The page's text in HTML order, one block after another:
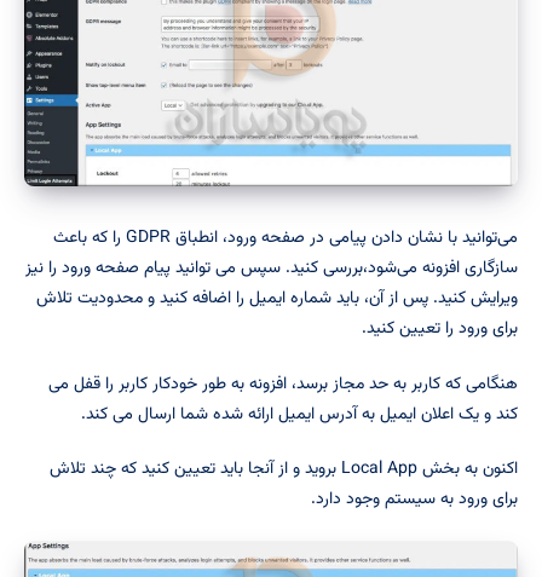
می‌توانید با نشان دادن پیامی در صفحه ورود، انطباق GDPR را که باعث
سازگاری افزونه می‌شود،بررسی کنید. سپس می توانید پیام صفحه ورود را نیز
ویرایش کنید. پس از آن، باید شماره ایمیل را اضافه کنید و محدودیت تلاش
برای ورود را تعیین کنید.
هنگامی که کاربر به حد مجاز برسد، افزونه به طور خودکار کاربر را قفل می
کند و یک اعلان ایمیل به آدرس ایمیل ارائه شده شما ارسال می کند.
اکنون به بخش Local App بروید و از آنجا باید تعیین کنید که چند تلاش
برای ورود به سیستم وجود دارد.